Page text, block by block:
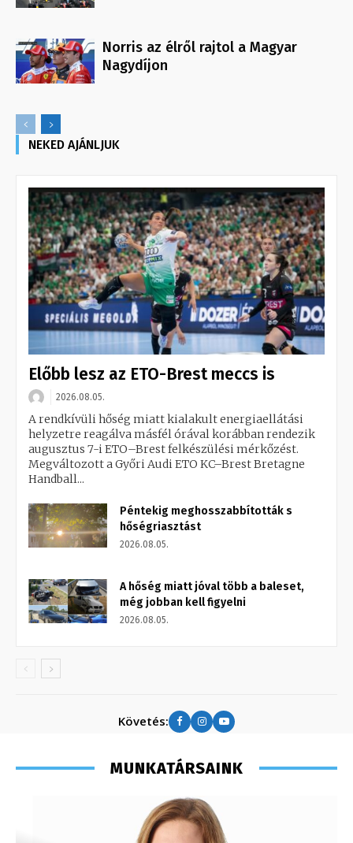
Norris az élről rajtol a Magyar
Nagydíjon
NEKED AJÁNLJUK
Előbb lesz az ETO-Brest meccs is
2026.08.05.
A rendkívüli hőség miatt kialakult energiaellátási
helyzetre reagálva másfél órával korábban rendezik
augusztus 7-i ETO–Brest felkészülési mérkőzést.
Megváltozott a Győri Audi ETO KC–Brest Bretagne
Handball...
Péntekig meghosszabbították s
hőségriasztást
2026.08.05.
A hőség miatt jóval több a baleset,
még jobban kell figyelni
2026.08.05.
Követés:
MUNKATÁRSAINK